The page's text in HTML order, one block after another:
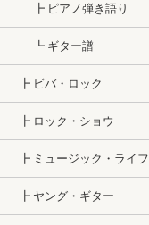
┣ ピアノ弾き語り
┗ ギター譜
┣ ビバ・ロック
┣ ロック・ショウ
┣ ミュージック・ライフ
┣ ヤング・ギター